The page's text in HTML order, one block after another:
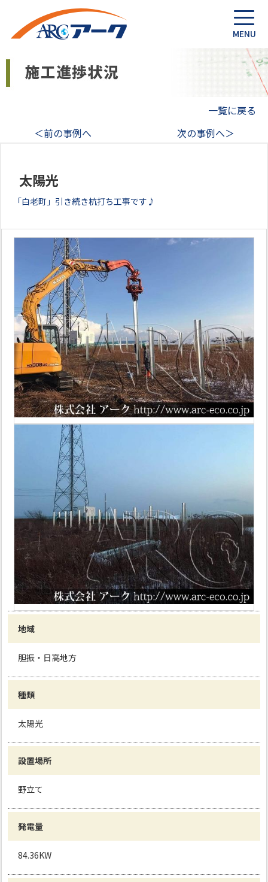
一覧に戻る
＜前の事例へ
次の事例へ＞
太陽光
「白老町」引き続き杭打ち工事です♪
地域
胆振・日高地方
種類
太陽光
設置場所
野立て
発電量
84.36KW